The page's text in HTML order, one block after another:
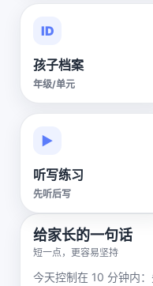
ID
孩子档案
年级/单元
▶
听写练习
先听后写
给家长的一句话
短一点，更容易坚持
今天控制在 10 分钟内